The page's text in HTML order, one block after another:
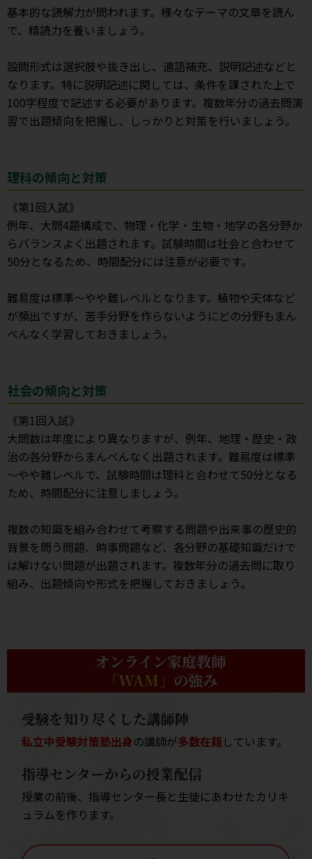
基本的な読解力が問われます。様々なテーマの文章を読ん
で、精読力を養いましょう。
設問形式は選択肢や抜き出し、適語補充、説明記述などと
なります。特に説明記述に関しては、条件を課された上で
100字程度で記述する必要があります。複数年分の過去問演
習で出題傾向を把握し、しっかりと対策を行いましょう。
理科の傾向と対策
《第1回入試》
例年、大問4題構成で、物理・化学・生物・地学の各分野か
らバランスよく出題されます。試験時間は社会と合わせて
50分となるため、時間配分には注意が必要です。
難易度は標準～やや難レベルとなります。植物や天体など
が頻出ですが、苦手分野を作らないようにどの分野もまん
べんなく学習しておきましょう。
社会の傾向と対策
《第1回入試》
大問数は年度により異なりますが、例年、地理・歴史・政
治の各分野からまんべんなく出題されます。難易度は標準
～やや難レベルで、試験時間は理科と合わせて50分となる
ため、時間配分に注意しましょう。
複数の知識を組み合わせて考察する問題や出来事の歴史的
背景を問う問題、時事問題など、各分野の基礎知識だけで
は解けない問題が出題されます。複数年分の過去問に取り
組み、出題傾向や形式を把握しておきましょう。
オンライン家庭教師
「WAM」 の強み
受験を知り尽くした講師陣
私立中受験対策塾出身の講師が多数在籍しています。
指導センターからの授業配信
授業の前後、指導センター長と生徒にあわせたカリキ
ュラムを作ります。